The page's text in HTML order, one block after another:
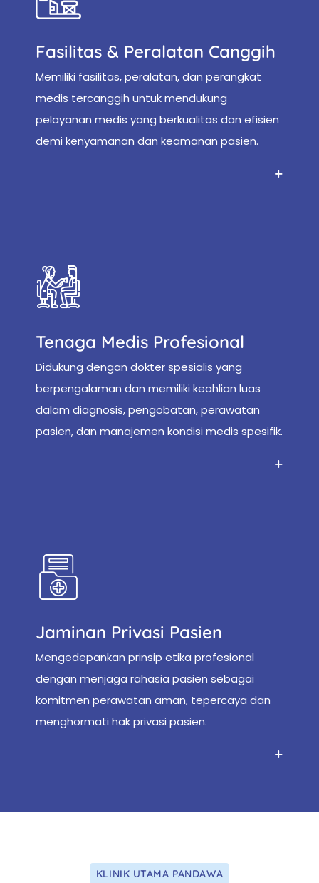
Fasilitas & Peralatan Canggih
Memiliki fasilitas, peralatan, dan perangkat
medis tercanggih untuk mendukung
pelayanan medis yang berkualitas dan efisien
demi kenyamanan dan keamanan pasien.
Tenaga Medis Profesional
Didukung dengan dokter spesialis yang
berpengalaman dan memiliki keahlian luas
dalam diagnosis, pengobatan, perawatan
pasien, dan manajemen kondisi medis spesifik.
Jaminan Privasi Pasien
Mengedepankan prinsip etika profesional
dengan menjaga rahasia pasien sebagai
komitmen perawatan aman, tepercaya dan
menghormati hak privasi pasien.
KLINIK UTAMA PANDAWA